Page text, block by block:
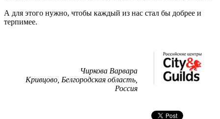
А для этого нужно, чтобы каждый из нас стал бы добрее и
терпимее.
Чиркова Варвара
Кривцово, Белгородская область,
Россия